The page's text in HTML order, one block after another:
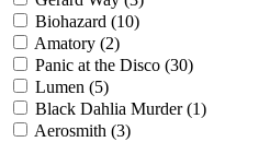
Biohazard (10)
Amatory (2)
Panic at the Disco (30)
Lumen (5)
Black Dahlia Murder(1)
Aerosmith (3)